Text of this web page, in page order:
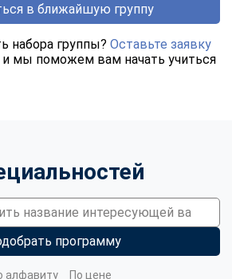
в ближайшую группу
набора группы? Оставьте заявку
и мы поможем вам начать учиться
программу
алфавиту По цене